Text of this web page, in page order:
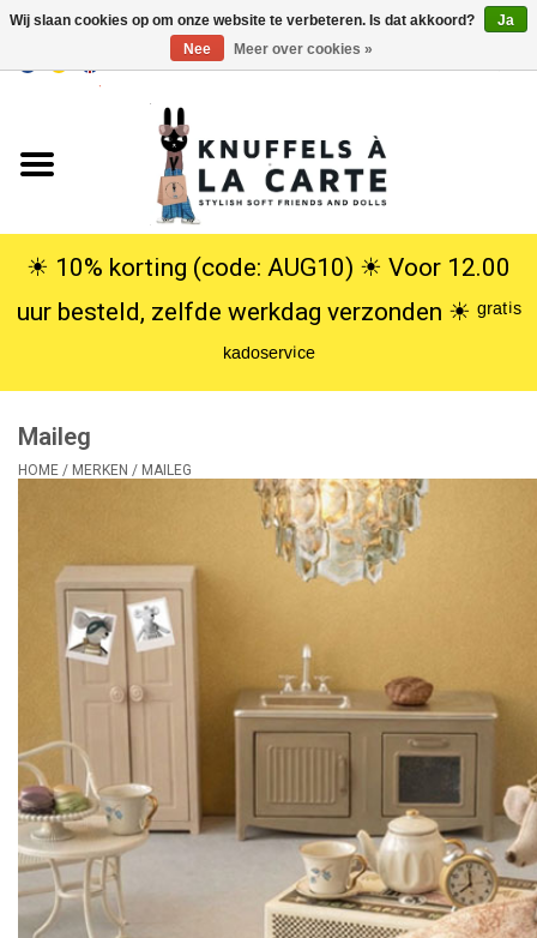
USD
Knuffels
Poppen
SALE
Lookbooks
Merken
☀︎ 10% korting (code: AUG10) ☀︎ Voor 12.00
uur besteld, zelfde werkdag verzonden ☀︎ ᵍʳᵃᵗⁱˢ
ᵏᵃᵈᵒˢᵉʳᵛⁱᶜᵉ
Maileg
HOME / MERKEN / MAILEG
Wij slaan cookies op om onze website te verbeteren. Is dat akkoord?
Ja
Nee
Meer over cookies »